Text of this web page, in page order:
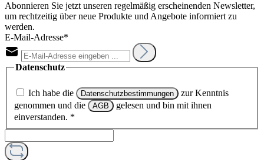
Abonnieren Sie jetzt unseren regelmäßig erscheinenden Newsletter,
um rechtzeitig über neue Produkte und Angebote informiert zu
werden.
E-Mail-Adresse*
Datenschutz
Ich habe die Datenschutzbestimmungen
zur Kenntnis
genommen und die
AGB
gelesen und bin mit ihnen
einverstanden. *